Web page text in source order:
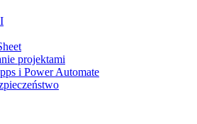
projektami
i Power Automate